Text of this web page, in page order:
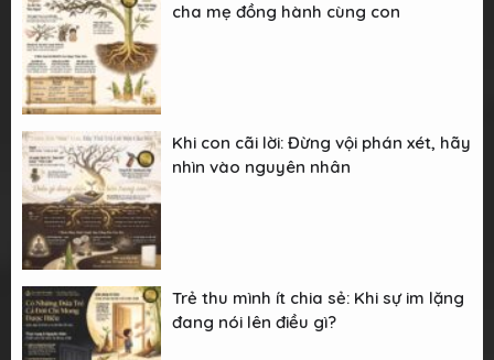
cha mẹ đồng hành cùng con
Khi con cãi lời: Đừng vội phán xét, hãy
nhìn vào nguyên nhân
Trẻ thu mình ít chia sẻ: Khi sự im lặng
đang nói lên điều gì?